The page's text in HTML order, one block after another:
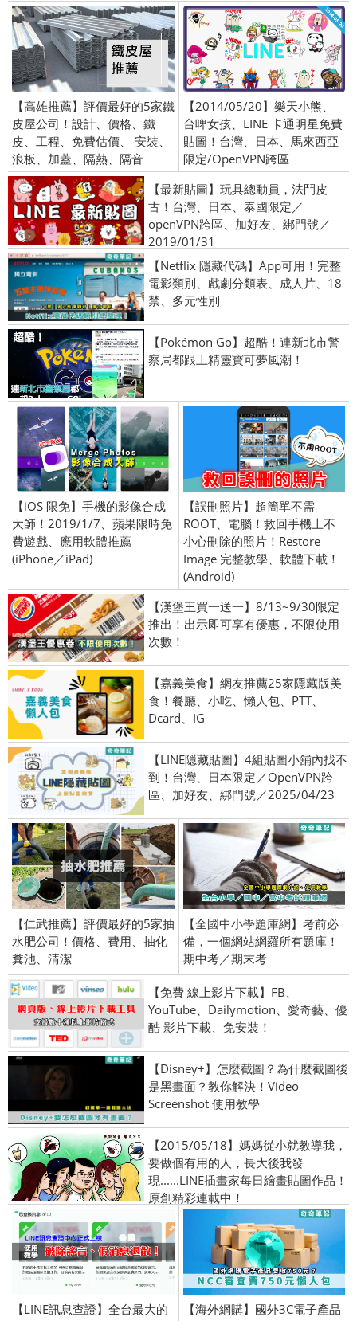
【高雄推薦】評價最好的5家鐵
皮屋公司！設計、價格、鐵
皮、工程、免費估價、 安裝、
浪板、加蓋、隔熱、隔音
【2014/05/20】樂天小熊、
台啤女孩、LINE 卡通明星免費
貼圖！台灣、日本、馬來西亞
限定/OpenVPN跨區
【最新貼圖】玩具總動員，法鬥皮
古！台灣、日本、泰國限定／
openVPN跨區、加好友、綁門號／
2019/01/31
【Netflix 隱藏代碼】App可用！完整
電影類別、戲劇分類表、成人片、18
禁、多元性別
【Pokémon Go】超酷！連新北市警
察局都跟上精靈寶可夢風潮！
【iOS 限免】手機的影像合成
大師！2019/1/7、蘋果限時免
費遊戲、應用軟體推薦
(iPhone／iPad)
【誤刪照片】超簡單不需
ROOT、電腦！救回手機上不
小心刪除的照片！Restore
Image 完整教學、軟體下載！
(Android)
【漢堡王買一送一】8/13~9/30限定
推出！出示即可享有優惠，不限使用
次數！
【嘉義美食】網友推薦25家隱藏版美
食！餐廳、小吃、懶人包、PTT、
Dcard、IG
【LINE隱藏貼圖】4組貼圖小舖內找不
到！台灣、日本限定／OpenVPN跨
區、加好友、綁門號／2025/04/23
【仁武推薦】評價最好的5家抽
水肥公司！價格、費用、抽化
糞池、清潔
【全國中小學題庫網】考前必
備，一個網站網羅所有題庫！
期中考／期末考
【免費 線上影片下載】FB、
YouTube、Dailymotion、愛奇藝、優
酷 影片下載、免安裝！
【Disney+】怎麼截圖？為什麼截圖後
是黑畫面？教你解決！Video
Screenshot 使用教學
【2015/05/18】媽媽從小就教導我，
要做個有用的人，長大後我發
現......LINE插畫家每日繪畫貼圖作品！
原創精彩連載中！
【LINE訊息查證】全台最大的
【海外網購】國外3C電子產品